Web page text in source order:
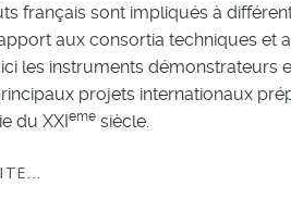
français sont impliqués à
aux consortia techniques et
les instruments démonstrateurs
projets internationaux
du XXIeme siècle.